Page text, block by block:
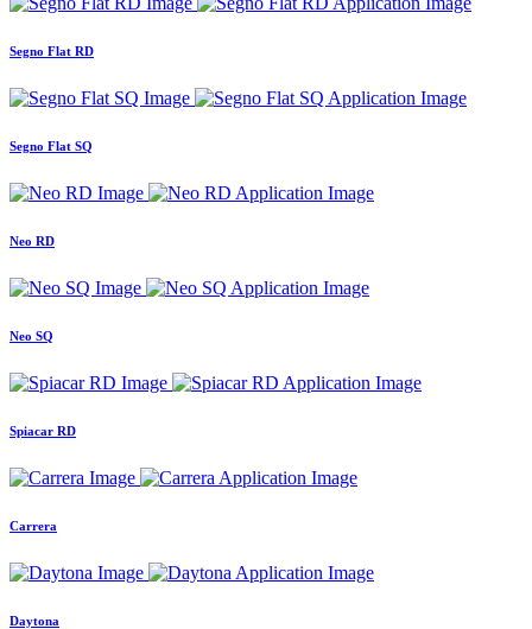
Segno Flat RD
Segno Flat SQ
Neo RD
Neo SQ
Spiacar RD
Carrera
Daytona